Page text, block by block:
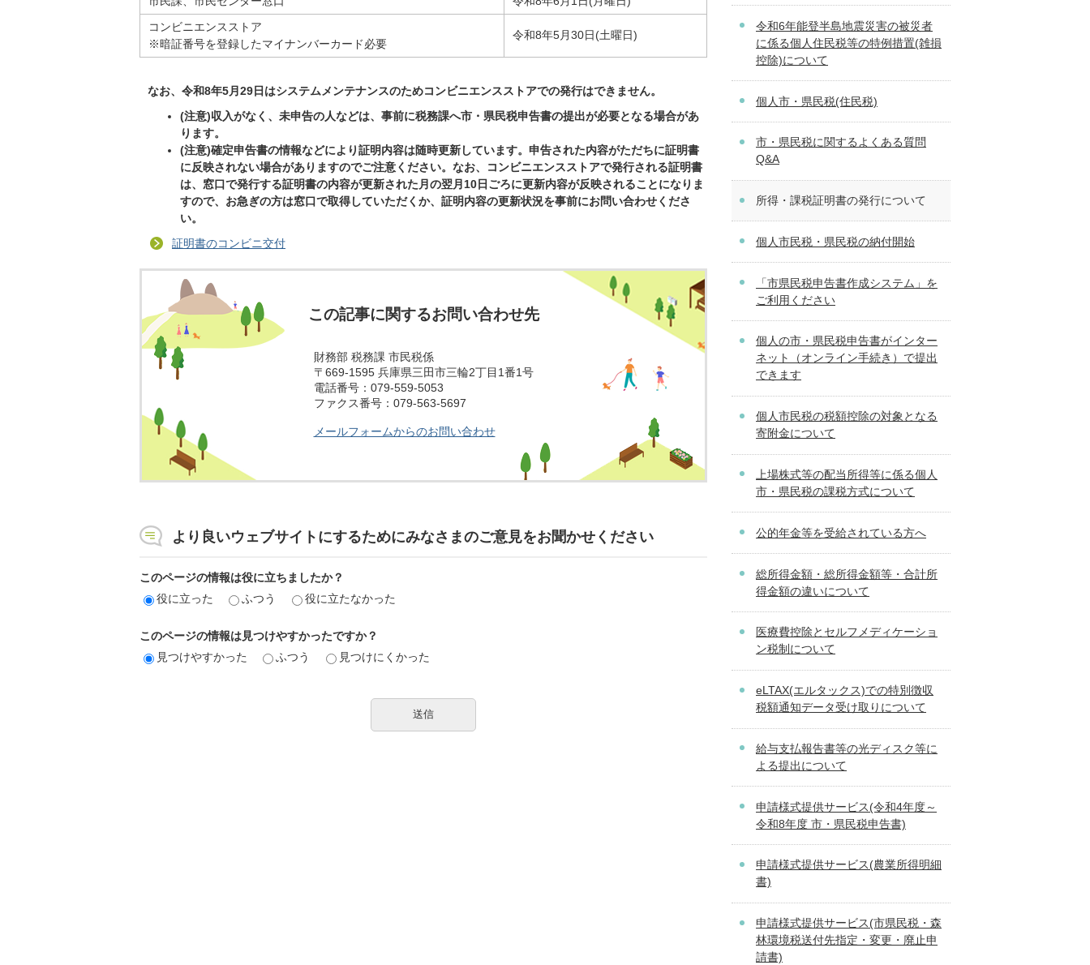
コンビニエンスストア
※暗証番号を登録したマイナンバーカード必要
令和8年5月30日(土曜日)
なお、令和8年5月29日はシステムメンテナンスのためコンビニエンスストアでの発行はできません。
(注意)収入がなく、未申告の人などは、事前に税務課へ市・県民税申告書の提出が必要となる場合があ
ります。
(注意)確定申告書の情報などにより証明内容は随時更新しています。申告された内容がただちに証明書
に反映されない場合がありますのでご注意ください。なお、コンビニエンスストアで発行される証明書
は、窓口で発行する証明書の内容が更新された月の翌月10日ごろに更新内容が反映されることになりま
すので、お急ぎの方は窓口で取得していただくか、証明内容の更新状況を事前にお問い合わせくださ
い。
証明書のコンビニ交付
この記事に関するお問い合わせ先
財務部 税務課 市民税係
〒669-1595 兵庫県三田市三輪2丁目1番1号
電話番号：079-559-5053
ファクス番号：079-563-5697
メールフォームからのお問い合わせ
より良いウェブサイトにするためにみなさまのご意見をお聞かせください
このページの情報は役に立ちましたか？
役に立った
ふつう 役に立たなかった
このページの情報は見つけやすかったですか？
見つけやすかった
ふつう 見つけにくかった
令和6年能登半島地震災害の被災者
に係る個人住民税等の特例措置(雑損
控除)について
個人市・県民税(住民税)
市・県民税に関するよくある質問
Q&A
所得・課税証明書の発行について
個人市民税・県民税の納付開始
「市県民税申告書作成システム」を
ご利用ください
個人の市・県民税申告書がインター
ネット（オンライン手続き）で提出
できます
個人市民税の税額控除の対象となる
寄附金について
上場株式等の配当所得等に係る個人
市・県民税の課税方式について
公的年金等を受給されている方へ
総所得金額・総所得金額等・合計所
得金額の違いについて
医療費控除とセルフメディケーショ
ン税制について
eLTAX(エルタックス)での特別徴収
税額通知データ受け取りについて
給与支払報告書等の光ディスク等に
よる提出について
申請様式提供サービス(令和4年度～
令和8年度 市・県民税申告書)
申請様式提供サービス(農業所得明細
書)
申請様式提供サービス(市県民税・森
林環境税送付先指定・変更・廃止申
請書)